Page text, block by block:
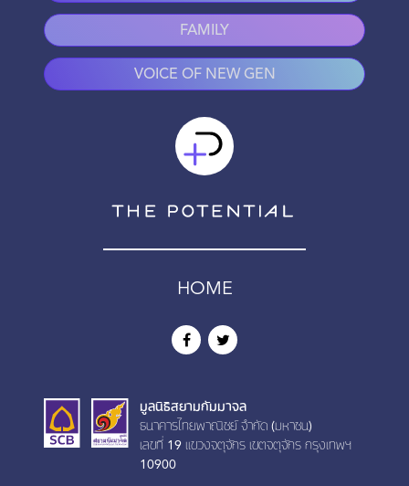
FAMILY
VOICE OF NEW GEN
HOME
มูลนิธิสยามกัมมาจล
ธนาคารไทยพาณิชย์ จำกัด (มหาชน)
เลขที่ 19 เเขวงจตุจักร เขตจตุจักร กรุงเทพฯ
10900